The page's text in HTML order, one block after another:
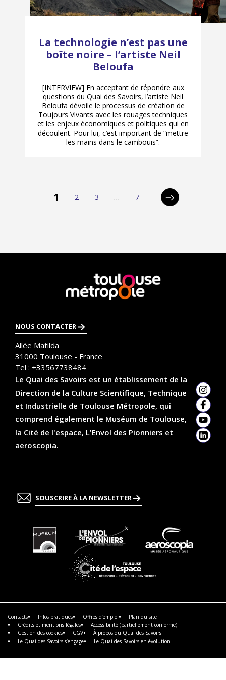
La technologie n’est pas une
boîte noire – l’artiste Neil
Beloufa
[INTERVIEW] En acceptant de répondre aux
questions du Quai des Savoirs, l’artiste Neil
Beloufa dévoile le processus de création de
Toujours Vivants avec les rouages techniques
et les enjeux économiques et politiques qui en
découlent. Pour lui, c’est important de “mettre
les mains dans le cambouis”.
p
i
a
t
Page
1 Page
2 Page
3 … Page
7
Page
En
savoir
plus
NOUS CONTACTER
Allée Matilda
31000 Toulouse - France
Tel : +33567738484
Le Quai des Savoirs est un établissement de la
Direction de la Culture Scientifique, Technique
et Industrielle de Toulouse Métropole, qui
comprend également le Muséum de Toulouse,
la Cité de l'espace, L'Envol des Pionniers et
aeroscopia.
SOUSCRIRE À LA NEWSLETTER
En
savoir
plus
Contacts Infos pratiques Offres d’emploi
Plan du site
Crédits et mentions légales
Accessibilité (partiellement conforme)
Gestion des cookies
CGV
À propos du Quai des Savoirs
Le Quai des Savoirs s’engage
Le Quai des Savoirs en évolution